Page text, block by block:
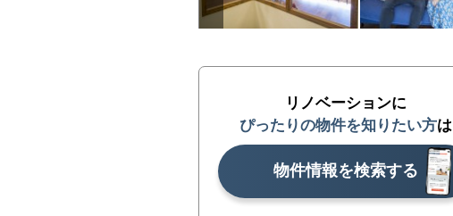
リノベーションに
ぴったりの物件を知りたい方は
物件情報を検索する